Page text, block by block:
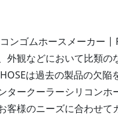
ンゴムホースメーカー |
外観などにおいて比類の
は過去の製品の欠陥
タークーラーシリコンホ
客様のニーズに合わせて